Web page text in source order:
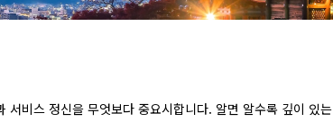
서비스 정신을 무엇보다 중요시합니다. 알면 알수록 깊이 있는